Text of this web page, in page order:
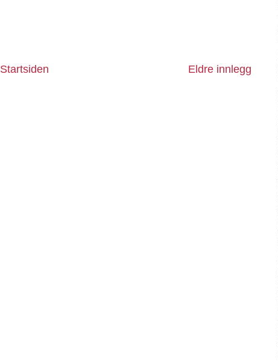
Eldre innlegg
Startsiden